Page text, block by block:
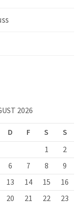
2026
D F S
S
1
2
6 7 8
9
13 14 15
16
20 21 22
23